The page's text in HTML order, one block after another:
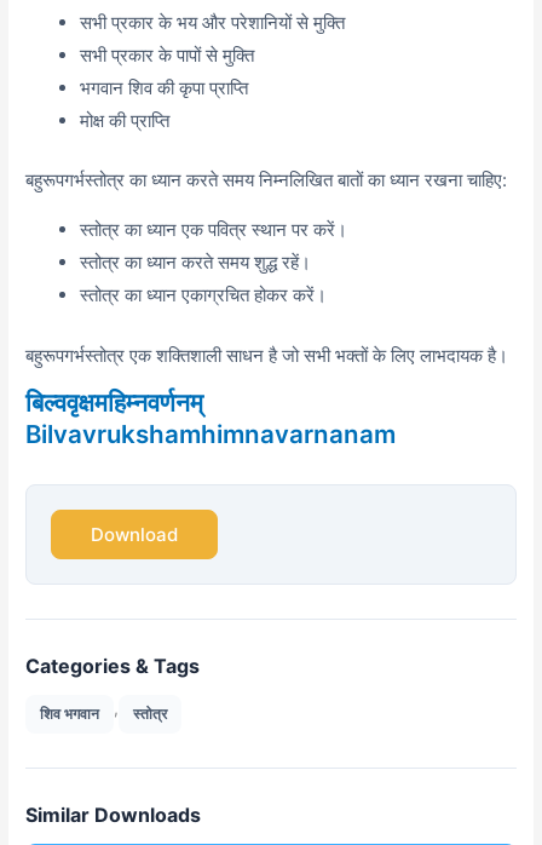
सभी प्रकार के भय और परेशानियों से मुक्ति
सभी प्रकार के पापों से मुक्ति
भगवान शिव की कृपा प्राप्ति
मोक्ष की प्राप्ति
बहुरूपगर्भस्तोत्र का ध्यान करते समय निम्नलिखित बातों का ध्यान रखना चाहिए:
स्तोत्र का ध्यान एक पवित्र स्थान पर करें।
स्तोत्र का ध्यान करते समय शुद्ध रहें।
स्तोत्र का ध्यान एकाग्रचित होकर करें।
बहुरूपगर्भस्तोत्र एक शक्तिशाली साधन है जो सभी भक्तों के लिए लाभदायक है।
बिल्ववृक्षमहिम्नवर्णनम्
Bilvavrukshamhimnavarnanam
Download
Categories & Tags
शिव भगवान , स्तोत्र
Similar Downloads